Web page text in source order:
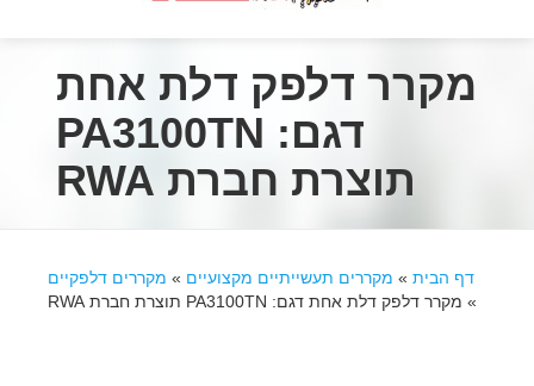
מקרר דלפק דלת אחת
דגם: PA3100TN
תוצרת חברת RWA
דף הבית » מקררים תעשייתיים מקצועיים » מקררים דלפקיים
» מקרר דלפק דלת אחת דגם: PA3100TN תוצרת חברת RWA